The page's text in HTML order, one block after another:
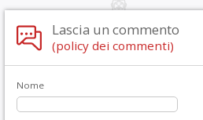
Lascia un commento
(policy dei commenti)
Nome